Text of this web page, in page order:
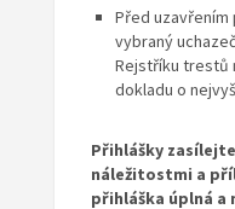
Před
vybraný
Rejstříku trestů
dokladu o
Přihlášky
náležitostmi a
přihláška úplná a